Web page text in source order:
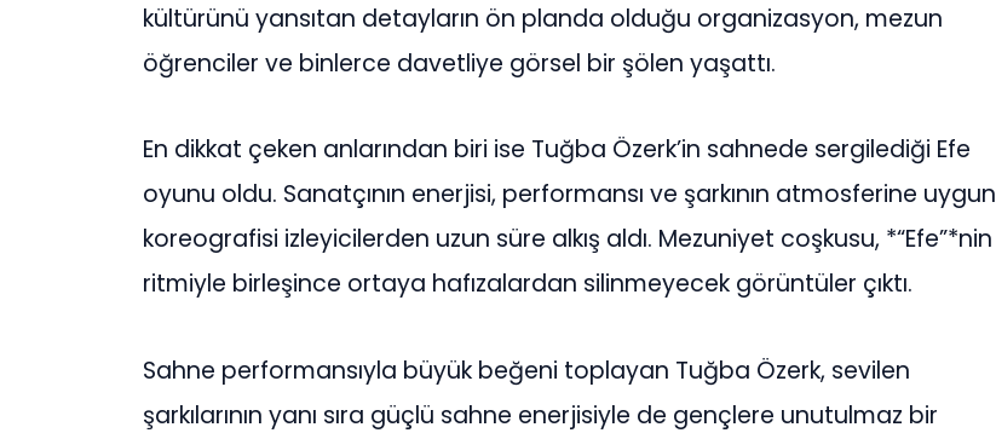
kültürünü yansıtan detayların ön planda olduğu organizasyon, mezun
öğrenciler ve binlerce davetliye görsel bir şölen yaşattı.
En dikkat çeken anlarından biri ise Tuğba Özerk’in sahnede sergilediği Efe
oyunu oldu. Sanatçının enerjisi, performansı ve şarkının atmosferine uygun
koreografisi izleyicilerden uzun süre alkış aldı. Mezuniyet coşkusu, *“Efe”*nin
ritmiyle birleşince ortaya hafızalardan silinmeyecek görüntüler çıktı.
Sahne performansıyla büyük beğeni toplayan Tuğba Özerk, sevilen
şarkılarının yanı sıra güçlü sahne enerjisiyle de gençlere unutulmaz bir